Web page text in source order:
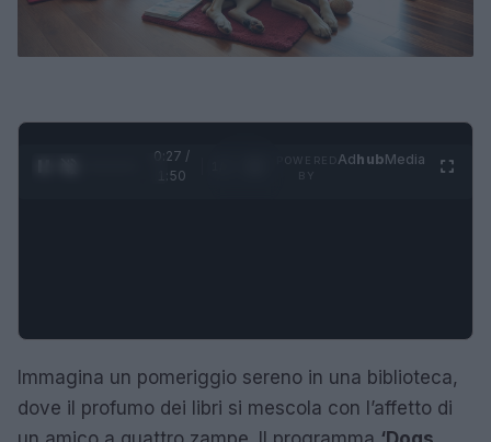
0:28 /
1:50
AdhubMedia
Immagina un pomeriggio sereno in una biblioteca,
dove il profumo dei libri si mescola con l’affetto di